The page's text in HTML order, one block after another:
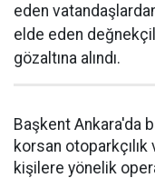
eden
elde eden
gözaltına alındı.
Başkent Ankara'da
korsan
kişilere yönelik